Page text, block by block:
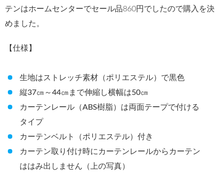
テンはホームセンターでセール品860円でしたので購入を決
めました。
【仕様】
生地はストレッチ素材（ポリエステル）で黒色
縦37㎝～44㎝まで伸縮し横幅は50㎝
カーテンレール（ABS樹脂）は両面テープで付ける
タイプ
カーテンベルト（ポリエステル）付き
カーテン取り付け時にカーテンレールからカーテン
ははみ出しません（上の写真）